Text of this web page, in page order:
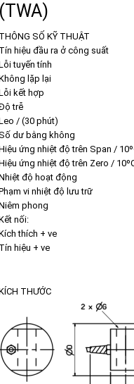
(TWA)
THÔNG SỐ KỸ THUẬT
Tín hiệu đầu ra ở công suất
tuyến tính
lặp lại
kết hợp
trễ
/ (30 phút)
dư bằng không
ứng nhiệt độ trên Span /
ứng nhiệt độ trên Zero /
độ hoạt động
vi nhiệt độ lưu trữ
phong
nối:
thích + ve
Tín hiệu + ve
THƯỚC